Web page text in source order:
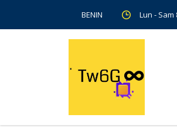
BENIN Lun - Sam